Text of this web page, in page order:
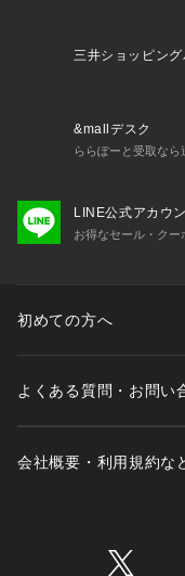
三井ショッピング
&mallデスク
ららぽーと受取なら
LINE公式アカウ
お得なセール・クー
初めての方へ
よくある質問・お問い
会社概要・利用規約な